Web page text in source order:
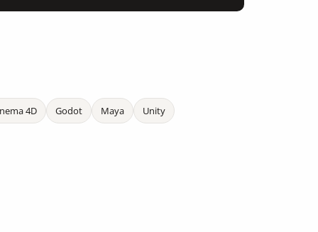
4D Godot Maya
Unity